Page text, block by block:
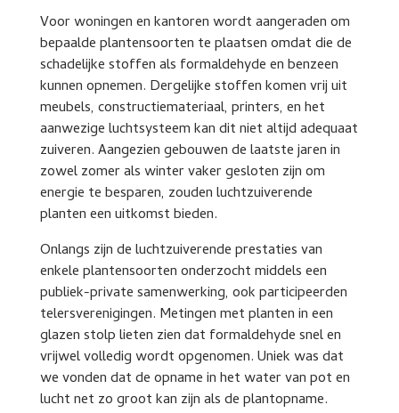
Voor woningen en kantoren wordt aangeraden om
bepaalde plantensoorten te plaatsen omdat die de
schadelijke stoffen als formaldehyde en benzeen
kunnen opnemen. Dergelijke stoffen komen vrij uit
meubels, constructiemateriaal, printers, en het
aanwezige luchtsysteem kan dit niet altijd adequaat
zuiveren. Aangezien gebouwen de laatste jaren in
zowel zomer als winter vaker gesloten zijn om
energie te besparen, zouden luchtzuiverende
planten een uitkomst bieden.
Onlangs zijn de luchtzuiverende prestaties van
enkele plantensoorten onderzocht middels een
publiek-private samenwerking, ook participeerden
telersverenigingen. Metingen met planten in een
glazen stolp lieten zien dat formaldehyde snel en
vrijwel volledig wordt opgenomen. Uniek was dat
we vonden dat de opname in het water van pot en
lucht net zo groot kan zijn als de plantopname.